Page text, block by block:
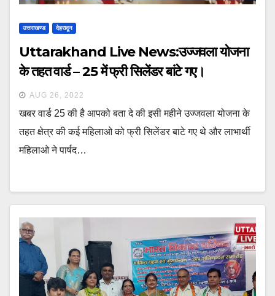
उत्तराखण्ड देहरादून
Uttarakhand Live News:उज्जवला योजना
के तहत वार्ड – 25 में फ्री सिलेंडर बांटे गए।
AUG 26, 2022
खबर वार्ड 25 की है आपको बता दे की इसी महीने उज्जवला योजना के
तहत क्षेत्र की कई महिलाओ को फ्री सिलेंडर बाटे गए थे और लाभार्थी
महिलाओ ने पार्षद…